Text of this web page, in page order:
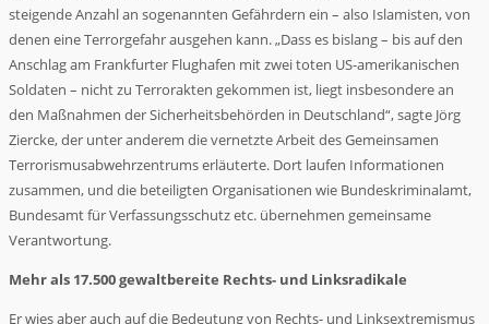
steigende Anzahl an sogenannten Gefährdern ein – also Islamisten, von
denen eine Terrorgefahr ausgehen kann. „Dass es bislang – bis auf den
Anschlag am Frankfurter Flughafen mit zwei toten US-amerikanischen
Soldaten – nicht zu Terrorakten gekommen ist, liegt insbesondere an
den Maßnahmen der Sicherheitsbehörden in Deutschland“, sagte Jörg
Ziercke, der unter anderem die vernetzte Arbeit des Gemeinsamen
Terrorismusabwehrzentrums erläuterte. Dort laufen Informationen
zusammen, und die beteiligten Organisationen wie Bundeskriminalamt,
Bundesamt für Verfassungsschutz etc. übernehmen gemeinsame
Verantwortung.
Mehr als 17.500 gewaltbereite Rechts- und Linksradikale
Er wies aber auch auf die Bedeutung von Rechts- und Linksextremismus